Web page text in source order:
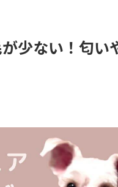
少ない！匂い